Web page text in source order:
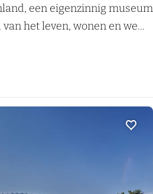
een eigenzinnig museum
het leven, wonen en we...